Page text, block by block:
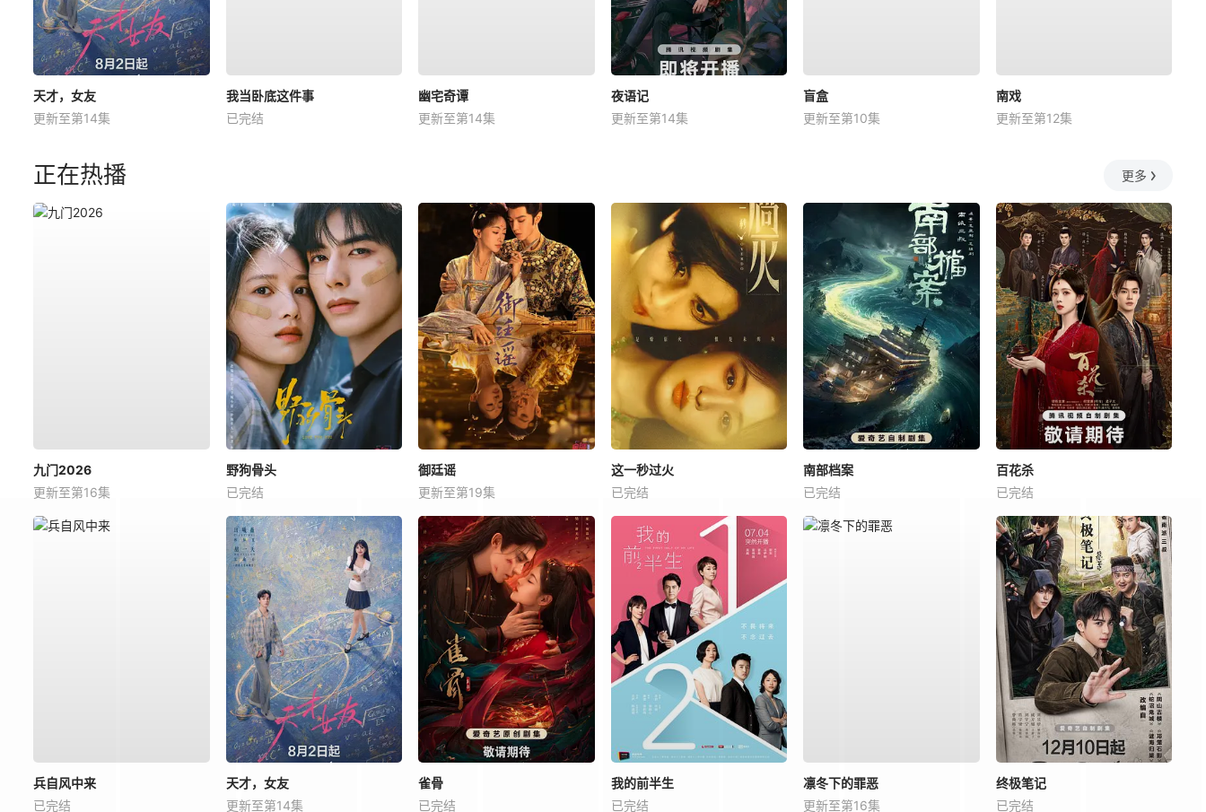
天才，女友
更新至第14集
我当卧底这件事
已完结
幽宅奇谭
更新至第14集
夜语记
更新至第14集
盲盒
更新至第10集
南戏
更新至第12集
正在热播 更多
九门2026
更新至第16集
野狗骨头
已完结
御廷谣
更新至第19集
这一秒过火
已完结
南部档案
已完结
百花杀
已完结
兵自风中来
已完结
天才，女友
更新至第14集
雀骨
已完结
我的前半生
已完结
凛冬下的罪恶
更新至第16集
终极笔记
已完结